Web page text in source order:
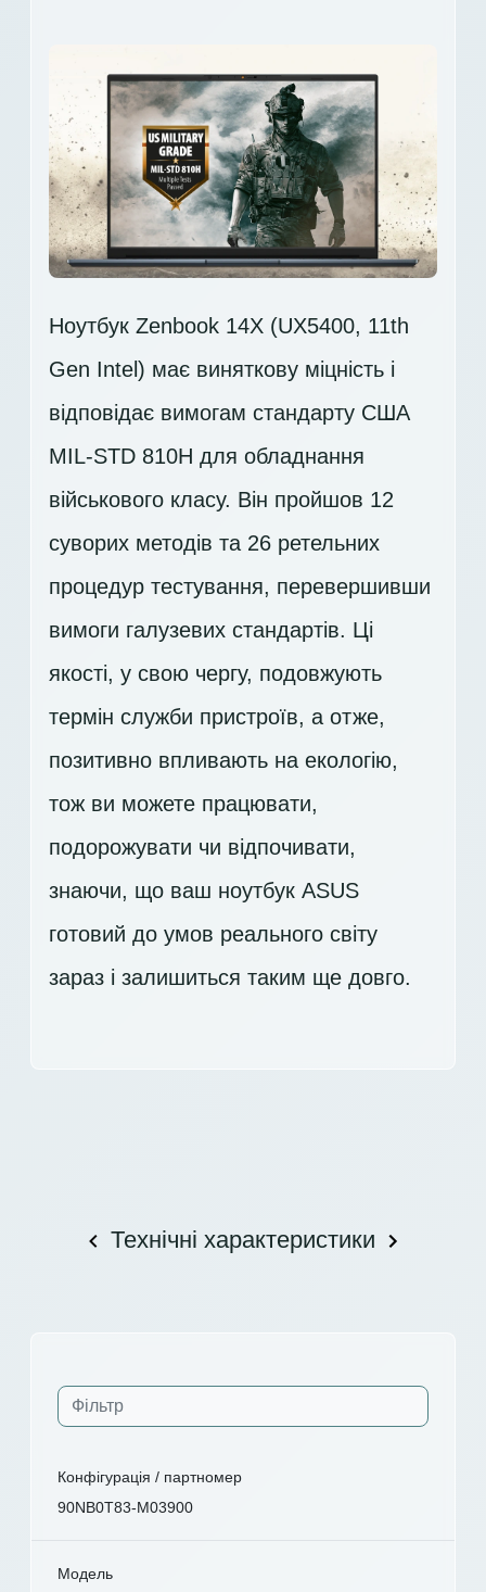
Ноутбук Zenbook 14X (UX5400, 11th
Gen Intel) має виняткову міцність і
відповідає вимогам стандарту США
MIL-STD 810H для обладнання
військового класу. Він пройшов 12
суворих методів та 26 ретельних
процедур тестування, перевершивши
вимоги галузевих стандартів. Ці
якості, у свою чергу, подовжують
термін служби пристроїв, а отже,
позитивно впливають на екологію,
тож ви можете працювати,
подорожувати чи відпочивати,
знаючи, що ваш ноутбук ASUS
готовий до умов реального світу
зараз і залишиться таким ще довго.
Технічні характеристики
Конфігурація / партномер
90NB0T83-M03900
Модель